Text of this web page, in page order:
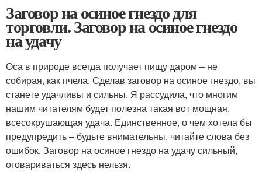
Заговор на осиное гнездо для
торговли. Заговор на осиное гнездо
на удачу
Оса в природе всегда получает пищу даром – не
собирая, как пчела. Сделав заговор на осиное гнездо, вы
станете удачливы и сильны. Я рассудила, что многим
нашим читателям будет полезна такая вот мощная,
всесокрушающая удача. Единственное, о чем хотела бы
предупредить – будьте внимательны, читайте слова без
ошибок. Заговор на осиное гнездо на удачу сильный,
оговариваться здесь нельзя.